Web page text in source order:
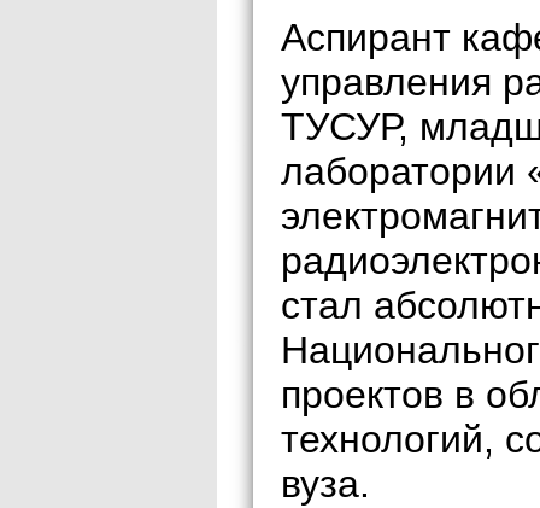
Аспирант
управления
ТУСУР,
лаборатории
стал
проектов в
технологий,
вуза.